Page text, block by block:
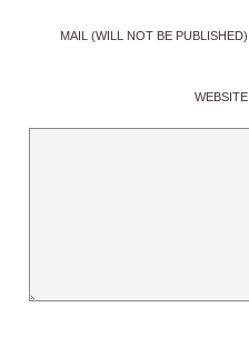
MAIL (WILL NOT BE PUBLISHED)
WEBSITE